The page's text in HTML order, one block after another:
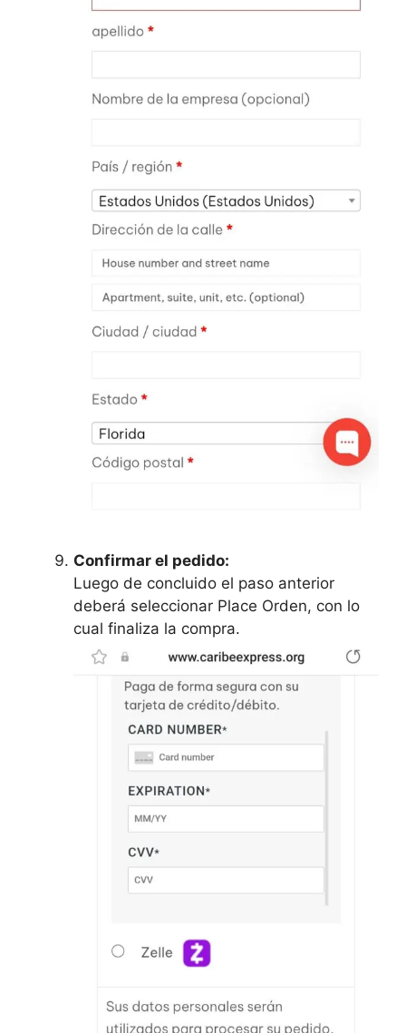
Confirmar el pedido:
Luego de concluido el paso anterior
deberá seleccionar Place Orden, con lo
cual finaliza la compra.